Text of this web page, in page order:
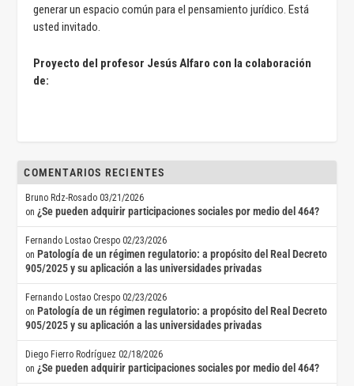
generar un espacio común para el pensamiento jurídico. Está
usted invitado.
Proyecto del profesor Jesús Alfaro con la colaboración
de:
COMENTARIOS RECIENTES
Bruno Rdz-Rosado 03/21/2026
on¿Se pueden adquirir participaciones sociales por medio del 464?
Fernando Lostao Crespo 02/23/2026
on Patología de un régimen regulatorio: a propósito del Real Decreto
905/2025 y su aplicación a las universidades privadas
Fernando Lostao Crespo 02/23/2026
on Patología de un régimen regulatorio: a propósito del Real Decreto
905/2025 y su aplicación a las universidades privadas
Diego Fierro Rodríguez 02/18/2026
on¿Se pueden adquirir participaciones sociales por medio del 464?